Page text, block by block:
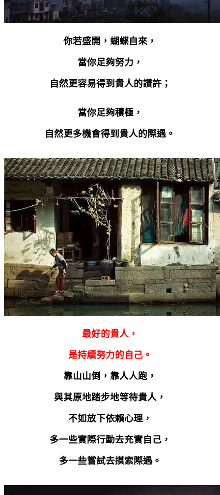
你若盛開，蝴蝶自來，
當你足夠努力，
自然更容易得到貴人的讚許；
當你足夠積極，
自然更多機會得到貴人的際遇。
最好的貴人，
是持續努力的自己。
靠山山倒，靠人人跑，
與其原地踏步地等待貴人，
不如放下依賴心理，
多一些實際行動去充實自己，
多一些嘗試去摸索際遇。